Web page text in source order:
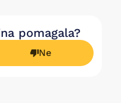
pomagala?
Ne